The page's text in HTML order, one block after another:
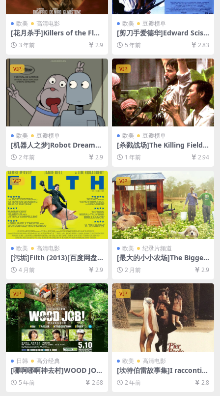
欧美 高清电影
[花月杀手]Killers of the Flo
wer Moon (2023)[百度网盘
+夸克网盘1080P超清未删减
4/15GB][中英字幕]
3 年前 2.9
欧美 豆瓣榜单
[剪刀手爱德华]Edward Sciss
orhands (1990)[百度网盘+迅
雷云盘资源1080P超清未删减]
5 年前 2.83
VIP
欧美 豆瓣榜单
[机器人之梦]Robot Dreams
(2023)[百度网盘+夸克网盘10
80P超清未删减资源][网盘在
线播放/下载][MP4/2.1GB][特
效中字]
2 年前 2.9
VIP
欧美 豆瓣榜单
[杀戮战场]The Killing Fields
(1984)[百度网盘+夸克网盘10
80P超清未删减资源][网盘在
英字幕]
1 年前 2.94
VIP
欧美 高清电影
[污垢]Filth (2013)[百度网盘
+夸克网盘1080P超清未删减
资源][网盘在线播放/下载][MP
4/6GB][中英字幕]
4 月前 2.9
VIP
欧美 纪录片频道
[最大的小小农场]The Bigges
t Little Farm (2018)[百度网
盘+夸克网盘1080P超清未删
减资源][网盘在线播放/下载]
[MP4/6.7GB][中英字幕]
2 月前 2.9
VIP
日韩 高分经典
[哪啊哪啊神去村]WOOD JO
B！神去なあなあ日常 (2014)
[百度网盘+夸克网盘+迅雷云
5 年前 2.68
VIP
欧美 高清电影
[坎特伯雷故事集]I racconti d
i Canterbury (1972)[百度网
盘+夸克网盘1080P超清未删
2 年前 2.8